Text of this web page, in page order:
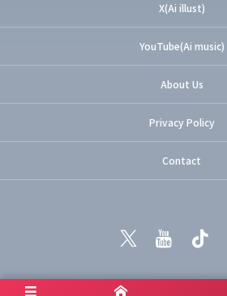
X(Ai illust)
YouTube(Ai music)
About Us
Privacy Policy
Contact